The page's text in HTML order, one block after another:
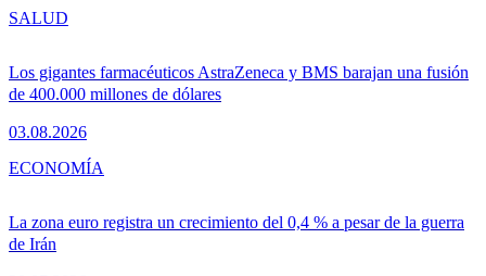
Los gigantes farmacéuticos AstraZeneca y BMS barajan una fusión
de 400.000 millones de dólares
03.08.2026
SALUD
La zona euro registra un crecimiento del 0,4 % a pesar de la guerra
de Irán
ECONOMÍA